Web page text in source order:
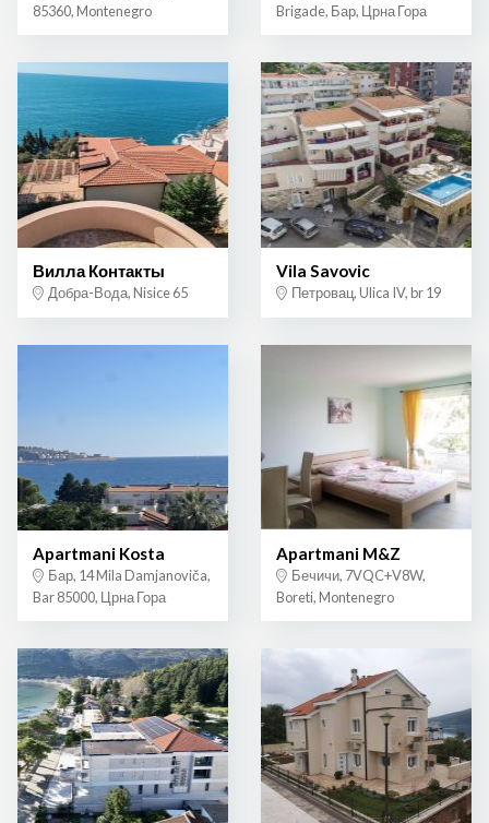
85360, Montenegro
Brigade, Бар, Црна Гора
Вилла Контакты
Добра-Вода, Nisice 65
Vila Savovic
Петровац, Ulica IV, br 19
Apartmani Kosta
Бар, 14 Mila Damjanoviča,
Bar 85000, Црна Гора
Apartmani M&Z
Бечичи, 7VQC+V8W,
Boreti, Montenegro